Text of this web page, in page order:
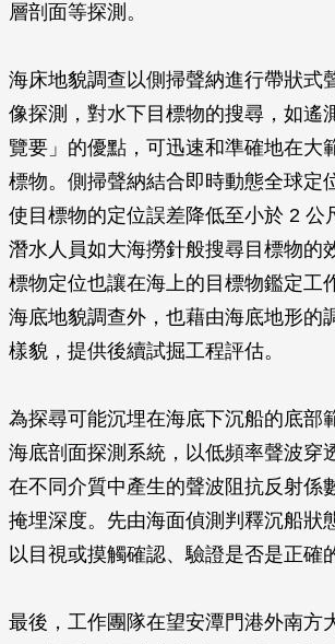
層剖面等探測。
海床地貌調查以側掃聲納進行帶狀式
像探測，對水下目標物的搜尋，如遙
覽要」的優點，可迅速和準確地在大
標物。側掃聲納結合即時動態全球定
使目標物的定位誤差降低至小於 2 公
潛水人員如大海撈針般搜尋目標物的
標物定位也讓在海上的目標物鑑定工
海底地貌調查外，也藉由海底地形的
樣貌，提供後續試掘工程評估。
為探尋可能沉埋在海底下沉船的底部
海底剖面探測系統，以低頻率聲波穿
在不同介質中產生的聲波阻抗反射係
掩埋深度。先由海面偵測判釋沉船狀
以目視或摸觸確認、驗證是否是正確
最後，工作團隊在望安潭門港外南方